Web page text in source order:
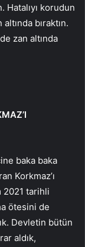
korudun
bıraktın.
zan altında
baka baka
Korkmaz’ı
2021 tarihli
ötesini de
Devletin bütün
aldık,